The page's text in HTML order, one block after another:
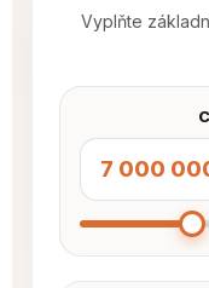
Vyplňte